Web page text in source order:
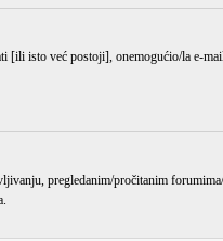
isto već postoji], onemogućio/la e-
pregledanim/pročitanim